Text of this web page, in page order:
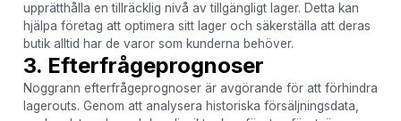
upprätthålla en tillräcklig nivå av tillgängligt lager. Detta kan
hjälpa företag att optimera sitt lager och säkerställa att deras
butik alltid har de varor som kunderna behöver.
3. Efterfrågeprognoser
Noggrann efterfrågeprognoser är avgörande för att förhindra
lagerouts. Genom att analysera historiska försäljningsdata,